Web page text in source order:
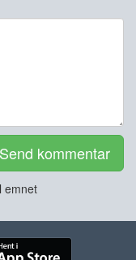
Send kommentar
emnet